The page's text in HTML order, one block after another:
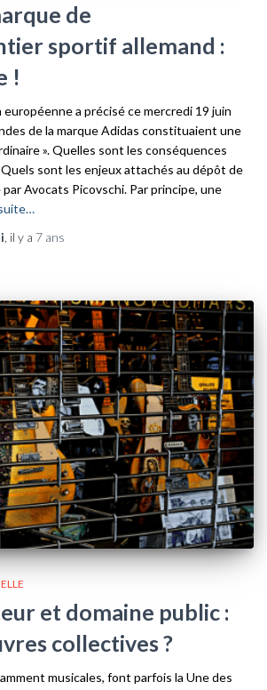
de
sportif allemand :
!
européenne a précisé ce mercredi 19 juin
de la marque Adidas constituaient une
». Quelles sont les conséquences
Quels sont les enjeux attachés au dépôt de
Avocats Picovschi. Par principe, une
, il y a 7 ans
et domaine public :
collectives ?
musicales, font parfois la Une des